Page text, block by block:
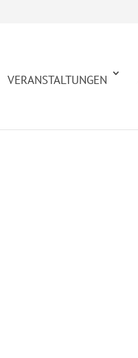
VERANSTALTUNGEN